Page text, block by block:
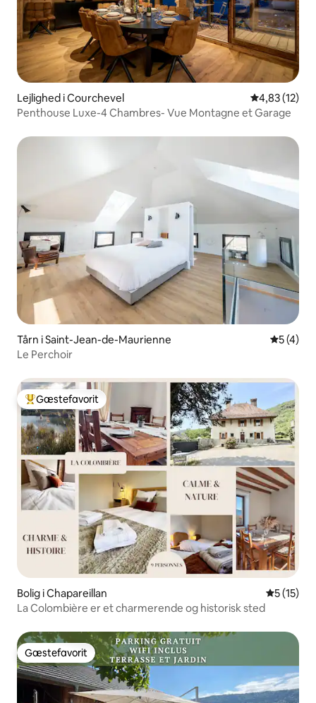
Lejlighed i Courchevel 4,83 ud af 5
4,83 (12)
Penthouse Luxe-4 Chambres- Vue Montagne et Garage
Tårn i Saint-Jean-de-Maurienne 5 ud af 5
5 (4)
Le Perchoir
Bedste gæstefavorit
Gæstefavorit
Bolig i Chapareillan 5 ud af 5
5 (15)
La Colombière er et charmerende og historisk sted
Gæstefavorit
Gæstefavorit